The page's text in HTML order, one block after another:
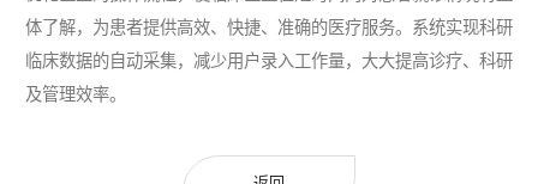
体了解，为患者提供高效、快捷、准确的医疗服务。系统实现科研
临床数据的自动采集，减少用户录入工作量，大大提高诊疗、科研
及管理效率。